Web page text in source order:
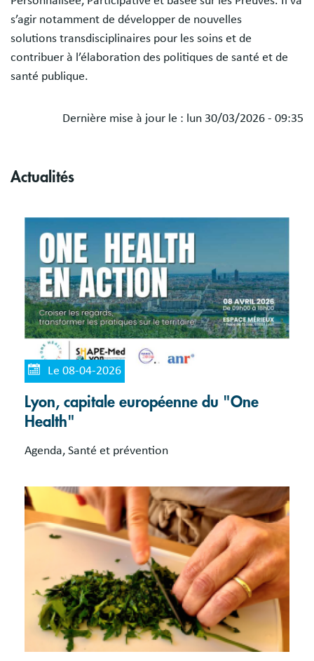
s’agir notamment de développer de nouvelles
solutions transdisciplinaires pour les soins et de
contribuer à l’élaboration des politiques de santé et de
santé publique.
Dernière mise à jour le : lun 30/03/2026 - 09:35
Actualités
Le 08-04-2026
Lyon, capitale européenne du "One
Health"
Agenda, Santé et prévention